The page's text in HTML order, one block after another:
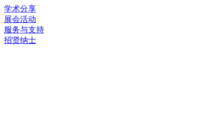
学术分享
展会活动
服务与支持
招贤纳士